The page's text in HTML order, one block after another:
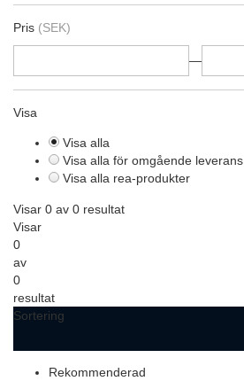
Pris (SEK)
—
Visa
Visa alla
Visa alla för omgående leverans
Visa alla rea-produkter
Visar 0 av 0 resultat
Visar
0
av
0
resultat
Sortering
Rekommenderad